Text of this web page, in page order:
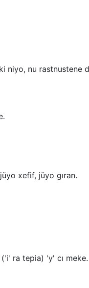
niyo, nu rastnustene
xefif, jüyo gıran.
ra tepia) 'y' cı meke.